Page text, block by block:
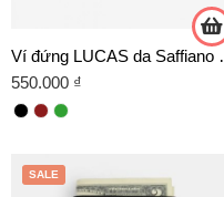
Ví
550.000 ₫
SALE